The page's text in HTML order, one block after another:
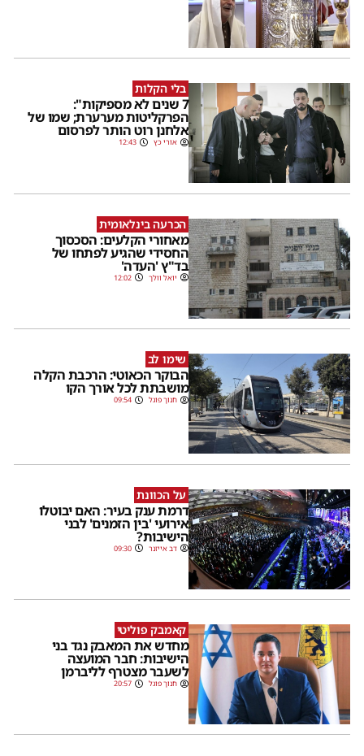
בלי הקלות
7 שנים לא מספיקות":
הפרקליטות מערערת; שמו של
אלחנן רוט הותר לפרסום
אורי כץ 12:43
הכרעה בינלאומית
מאחורי הקלעים: הסכסוך
החסידי שהגיע לפתחו של
בד"ץ 'העדה'
יואל וולך 12:02
שימו לב
הבוקר הכאוטי: הרכבת הקלה
מושבתת לכל אורך הקו
חנוך פוגל 09:54
על הכוונת
דרמת ענק בעיר: האם יבוטלו
אירועי 'בין הזמנים' לבני
הישיבות?
דב אייזנר 09:30
קאמבק פוליטי
מחדש את המאבק נגד בני
הישיבות: חבר המועצה
לשעבר מצטרף לליברמן
חנוך פוגל 20:57